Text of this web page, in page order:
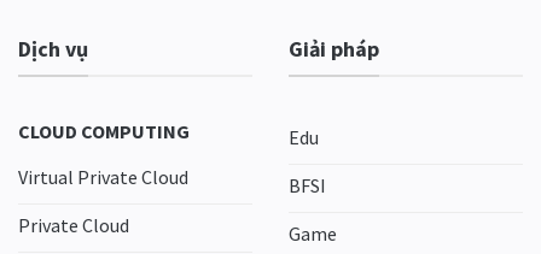
Dịch vụ
CLOUD COMPUTING
Virtual Private Cloud
Private Cloud
Giải pháp
Edu
BFSI
Game